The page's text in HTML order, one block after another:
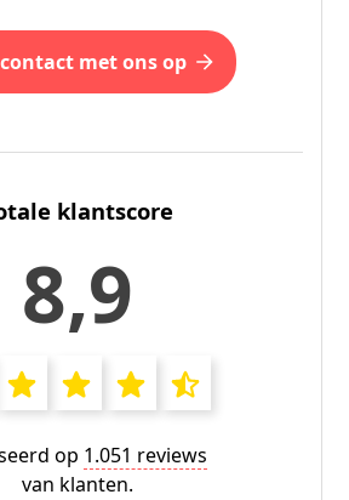
contact met ons op
klantscore
8,9
op 1.051 reviews
van klanten.